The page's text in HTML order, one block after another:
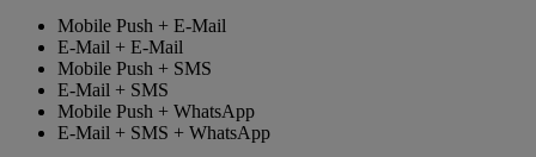
Mobile Push + E-Mail
E-Mail + E-Mail
Mobile Push + SMS
E-Mail + SMS
Mobile Push + WhatsApp
E-Mail + SMS + WhatsApp